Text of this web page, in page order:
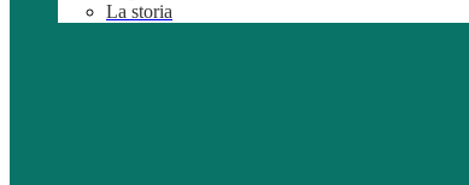
La storia